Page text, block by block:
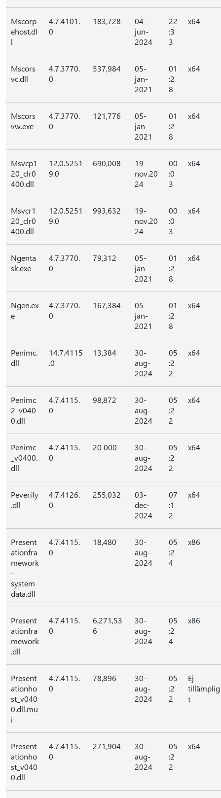
Mscorp
ehost.dl
l
4.7.4101.
0
183,728
04-
jun-
2024
22
:3
3
x64
Mscors
vc.dll
4.7.3770.
0
537,984
05-
jan-
2021
01
:2
8
x64
Mscors
vw.exe
4.7.3770.
0
121,776
05-
jan-
2021
01
:2
8
x64
Msvcp1
20_clr0
400.dll
12.0.5251
9.0
690,008
19-
nov.20
24
00
:0
3
x64
Msvcr1
20_clr0
400.dll
12.0.5251
9.0
993,632
19-
nov.20
24
00
:0
3
x64
Ngenta
sk.exe
4.7.3770.
0
79,312
05-
jan-
2021
01
:2
8
x64
Ngen.ex
e
4.7.3770.
0
167,384
05-
jan-
2021
01
:2
8
x64
Penimc.
dll
14.7.4115
.0
13,384
30-
aug-
2024
05
:2
2
x64
Penimc
2_v040
0.dll
4.7.4115.
0
98,872
30-
aug-
2024
05
:2
2
x64
Penimc
_v0400.
dll
4.7.4115.
0
20 000
30-
aug-
2024
05
:2
2
x64
Peverify
.dll
4.7.4126.
0
255,032
03-
dec-
2024
07
:1
2
x64
Present
ationfra
mework
-
system
data.dll
4.7.4115.
0
18,480
30-
aug-
2024
05
:2
4
x86
Present
ationfra
mework
.dll
4.7.4115.
0
6,271,53
6
30-
aug-
2024
05
:2
4
x86
Present
ationho
st_v040
0.dll.mu
i
4.7.4115.
0
78,896
30-
aug-
2024
05
:2
2
Ej
tillämplig
t
Present
ationho
st_v040
0.dll
4.7.4115.
0
271,904
30-
aug-
2024
05
:2
2
x64